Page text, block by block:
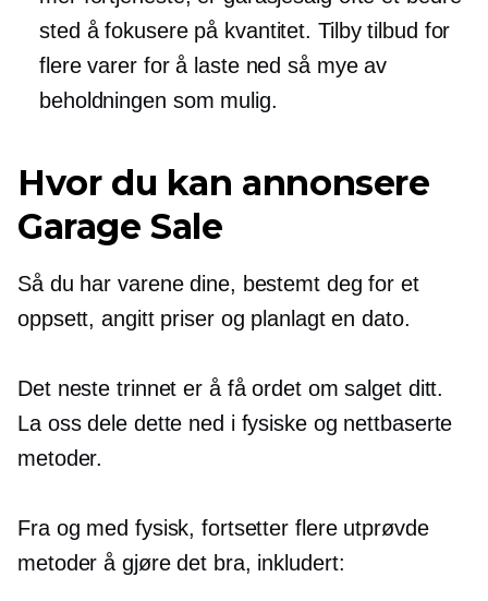
sted å fokusere på kvantitet. Tilby tilbud for
flere varer for å laste ned så mye av
beholdningen som mulig.
Hvor du kan annonsere
Garage Sale
Så du har varene dine, bestemt deg for et
oppsett, angitt priser og planlagt en dato.
Det neste trinnet er å få ordet om salget ditt.
La oss dele dette ned i fysiske og nettbaserte
metoder.
Fra og med fysisk, fortsetter flere utprøvde
metoder å gjøre det bra, inkludert: